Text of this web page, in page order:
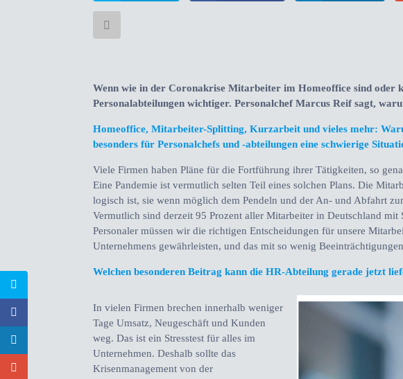
Wenn wie in der Coronakrise Mitarbeiter im Homeoffice sind oder
Personalabteilungen wichtiger. Personalchef Marcus Reif sagt,
Homeoffice, Mitarbeiter-Splitting, Kurzarbeit und vieles mehr:
besonders für Personalchefs und -abteilungen eine schwierige
Viele Firmen haben Pläne für die Fortführung ihrer Tätigkeiten, so
Eine Pandemie ist vermutlich selten Teil eines solchen Plans. Die
logisch ist, sie wenn möglich dem Pendeln und der An- und Abfahrt
Vermutlich sind derzeit 95 Prozent aller Mitarbeiter in Deutschland
Personaler müssen wir die richtigen Entscheidungen für unsere
Unternehmens gewährleisten, und das mit so wenig
Welchen besonderen Beitrag kann die HR-Abteilung gerade jetzt
In vielen Firmen brechen innerhalb weniger
Tage Umsatz, Neugeschäft und Kunden
weg. Das ist ein Stresstest für alles im
Unternehmen. Deshalb sollte das
Krisenmanagement von der